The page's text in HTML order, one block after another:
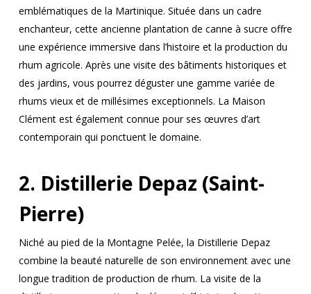
emblématiques de la Martinique. Située dans un cadre
enchanteur, cette ancienne plantation de canne à sucre offre
une expérience immersive dans l’histoire et la production du
rhum agricole. Après une visite des bâtiments historiques et
des jardins, vous pourrez déguster une gamme variée de
rhums vieux et de millésimes exceptionnels. La Maison
Clément est également connue pour ses œuvres d’art
contemporain qui ponctuent le domaine.
2. Distillerie Depaz (Saint-
Pierre)
Niché au pied de la Montagne Pelée, la Distillerie Depaz
combine la beauté naturelle de son environnement avec une
longue tradition de production de rhum. La visite de la